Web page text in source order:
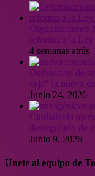
4 semanas atrás
Junio 24, 2026
Ciudadanía
desregulado de
Junio 9, 2026
Únete al equipo de